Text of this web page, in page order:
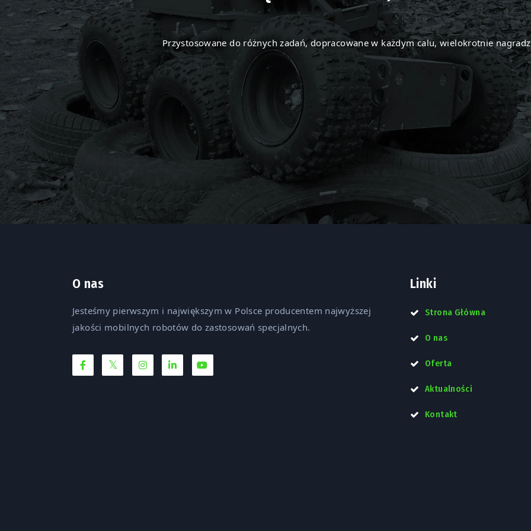
Przystosowane do różnych zadań, dopracowane w każdym calu, wielokrotnie
O nas
Jesteśmy pierwszym i największym w Polsce producentem najwyższej
jakości mobilnych robotów do zastosowań specjalnych.
Linki
Strona Główna
O nas
Oferta
Aktualności
Kontakt